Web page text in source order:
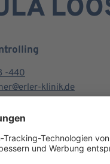
-440
klinik.de